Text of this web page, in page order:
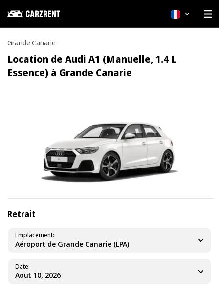
Français
Grande Canarie
Location de Audi A1 (Manuelle, 1.4 L
Essence) à Grande Canarie
Retrait
Aéroport de Grande Canarie (LPA)
Emplacement
Date